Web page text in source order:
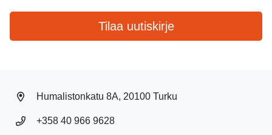
Tilaa uutiskirje
Humalistonkatu 8A, 20100 Turku
+358 40 966 9628